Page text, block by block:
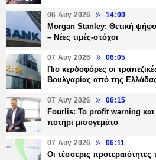
06 Αυγ 2026 14:00
Morgan Stanley: Θετική
– Νέες τιμές-στόχοι
07 Αυγ 2026 06:05
Πιο κερδοφόρες οι
Βουλγαρίας από της
07 Αυγ 2026 06:15
Fourlis: Το profit warning και
ποτήρι μισογεμάτο
07 Αυγ 2026 06:11
Οι τέσσερις προτεραιότητες